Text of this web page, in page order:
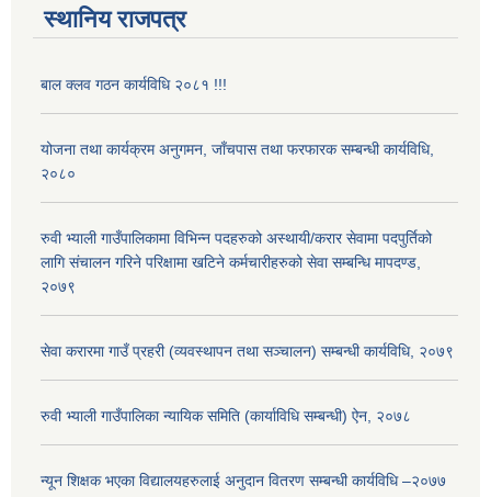
स्थानिय राजपत्र
बाल क्लव गठन कार्यविधि २०८१ !!!
योजना तथा कार्यक्रम अनुगमन, जाँचपास तथा फरफारक सम्बन्धी कार्यविधि,
२०८०
रुवी भ्याली गाउँपालिकामा विभिन्न पदहरुको अस्थायी/करार सेवामा पदपुर्तिको
लागि संचालन गरिने परिक्षामा खटिने कर्मचारीहरुको सेवा सम्बन्धि मापदण्ड,
२०७९
सेवा करारमा गाउँ प्रहरी (व्यवस्थापन तथा सञ्चालन) सम्बन्धी कार्यविधि, २०७९
रुवी भ्याली गाउँपालिका न्यायिक समिति (कार्याविधि सम्बन्धी) ऐन, २०७८
न्यून शिक्षक भएका ‍विद्यालयहरुलाई अनुदान वितरण सम्बन्धी कार्यविधि –२०७७